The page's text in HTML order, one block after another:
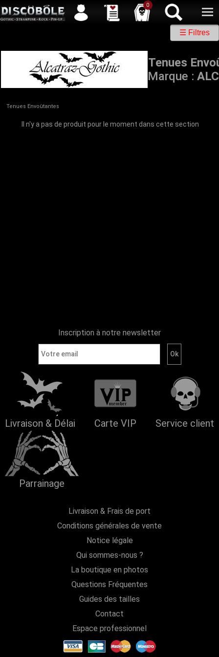
0
Service client 04 50 26 57 88 Newsletter | | Facebook
☰ Filtres
Tenues
Marque :
Tenues Envoûtantes
Il n'y a pas de produit pour le moment dans cette section
Inscription à notre newsletter
Livraison & Délai Carte VIP Service client
Parrainage
Livraison & Frais de port
Conditions générales de vente
Notice légale
Qui sommes-nous ?
La boutique en photos
Questions Fréquentes
Guides des tailles
Contact
Espace professionnel